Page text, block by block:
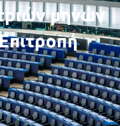
μηνών